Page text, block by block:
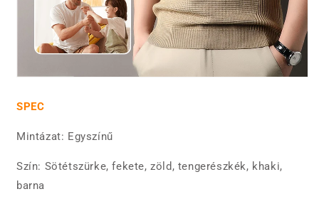
SPEC
Mintázat: Egyszínű
Szín: Sötétszürke, fekete, zöld, tengerészkék, khaki,
barna